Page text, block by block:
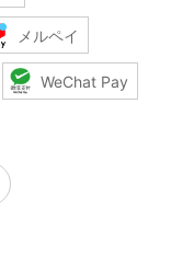
メルペイ
WeChat Pay